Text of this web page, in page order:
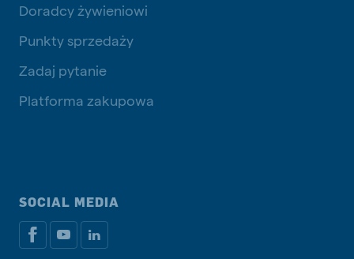
Doradcy żywieniowi
Punkty sprzedaży
Zadaj pytanie
Platforma zakupowa
SOCIAL MEDIA